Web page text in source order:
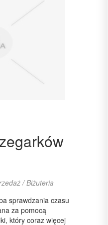
/ Biżuteria
sprawdzania czasu
za pomocą
który coraz więcej